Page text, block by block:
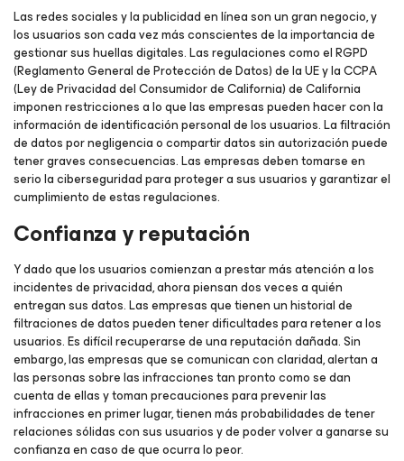
Las redes sociales y la publicidad en línea son un gran negocio, y
los usuarios son cada vez más conscientes de la importancia de
gestionar sus huellas digitales. Las regulaciones como el RGPD
(Reglamento General de Protección de Datos) de la UE y la CCPA
(Ley de Privacidad del Consumidor de California) de California
imponen restricciones a lo que las empresas pueden hacer con la
información de identificación personal de los usuarios. La filtración
de datos por negligencia o compartir datos sin autorización puede
tener graves consecuencias. Las empresas deben tomarse en
serio la ciberseguridad para proteger a sus usuarios y garantizar el
cumplimiento de estas regulaciones.
Confianza y reputación
Y dado que los usuarios comienzan a prestar más atención a los
incidentes de privacidad, ahora piensan dos veces a quién
entregan sus datos. Las empresas que tienen un historial de
filtraciones de datos pueden tener dificultades para retener a los
usuarios. Es difícil recuperarse de una reputación dañada. Sin
embargo, las empresas que se comunican con claridad, alertan a
las personas sobre las infracciones tan pronto como se dan
cuenta de ellas y toman precauciones para prevenir las
infracciones en primer lugar, tienen más probabilidades de tener
relaciones sólidas con sus usuarios y de poder volver a ganarse su
confianza en caso de que ocurra lo peor.